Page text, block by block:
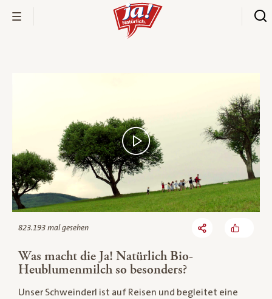
823.193 mal gesehen
Was macht die Ja! Natürlich Bio-
Heublumenmilch so besonders?
Unser Schweinderl ist auf Reisen und begleitet eine